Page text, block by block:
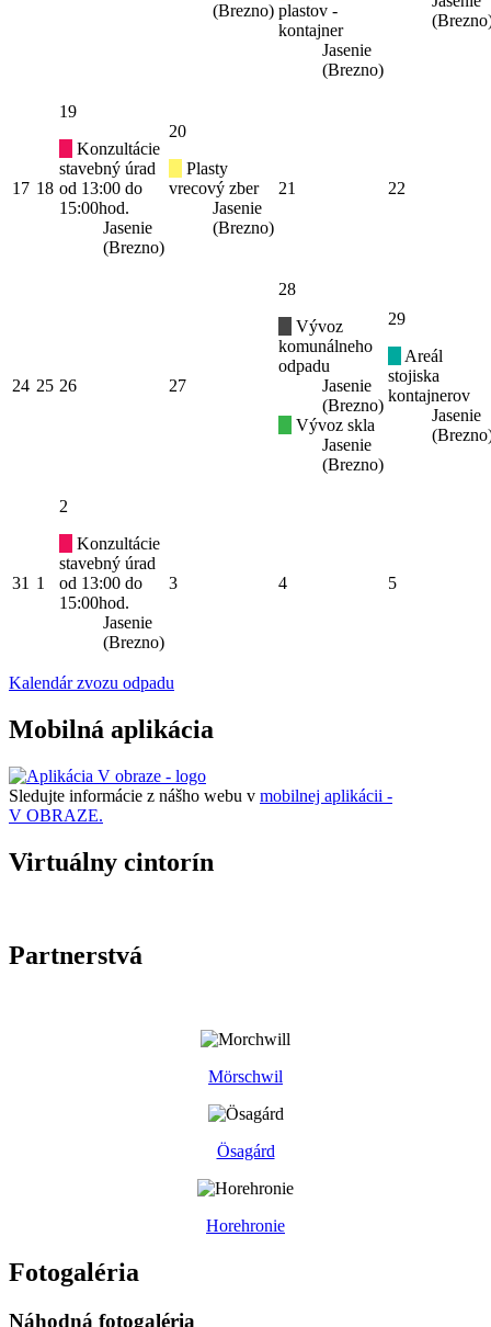
(Brezno) plastov -
kontajner
Jasenie
(Brezno)
17 18
19
Konzultácie
stavebný úrad
od 13:00 do
15:00hod.
Jasenie
(Brezno)
20
Plasty
vrecový zber
Jasenie
(Brezno)
21 22
24 25 26 27
28
Vývoz
komunálneho
odpadu
Jasenie
(Brezno)
Vývoz skla
Jasenie
(Brezno)
29
Areál
stojiska
kontajnerov
Jasenie
31 1
2
Konzultácie
stavebný úrad
od 13:00 do
15:00hod.
Jasenie
(Brezno)
3 4 5
Kalendár zvozu odpadu
Mobilná aplikácia
Sledujte informácie z nášho webu v mobilnej aplikácii -
V OBRAZE.
Virtuálny cintorín
Partnerstvá
Mörschwil
Ösagárd
Horehronie
Fotogaléria
Náhodná fotogaléria